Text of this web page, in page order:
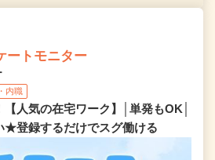
ートモニター
内職
人気の在宅ワーク】│単発もOK│
★登録するだけでスグ働ける